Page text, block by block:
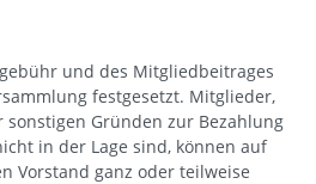
und des Mitgliedbeitrages
festgesetzt. Mitglieder,
Gründen zur Bezahlung
in der Lage sind, können auf
Vorstand ganz oder teilweise